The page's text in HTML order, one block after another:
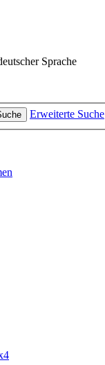
Sprache
Erweiterte Suche